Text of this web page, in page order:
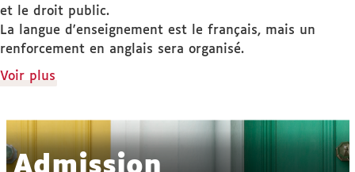
et le droit public.
La langue d'enseignement est le français, mais un
renforcement en anglais sera organisé.
Voir plus